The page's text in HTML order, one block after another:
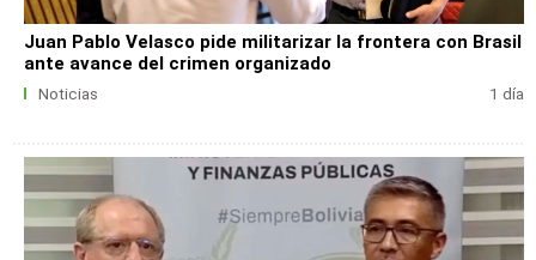
Juan Pablo Velasco pide militarizar la frontera con Brasil
ante avance del crimen organizado
Noticias 1 día